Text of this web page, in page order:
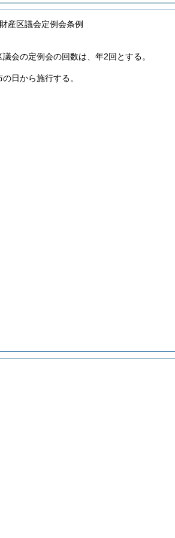
産区議会定例会条例
会の定例会の回数は、年2回とする。
日から施行する。